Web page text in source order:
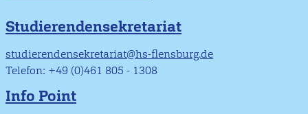
Studierendensekretariat
studierendensekretariat@hs-flensburg.de
Telefon: +49 (0)461 805 - 1308
Info Point